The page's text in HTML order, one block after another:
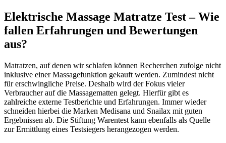
Elektrische Massage Matratze Test – Wie
fallen Erfahrungen und Bewertungen
aus?
Matratzen, auf denen wir schlafen können Recherchen zufolge nicht
inklusive einer Massagefunktion gekauft werden. Zumindest nicht
für erschwingliche Preise. Deshalb wird der Fokus vieler
Verbraucher auf die Massagematten gelegt. Hierfür gibt es
zahlreiche externe Testberichte und Erfahrungen. Immer wieder
schneiden hierbei die Marken Medisana und Snailax mit guten
Ergebnissen ab. Die Stiftung Warentest kann ebenfalls als Quelle
zur Ermittlung eines Testsiegers herangezogen werden.